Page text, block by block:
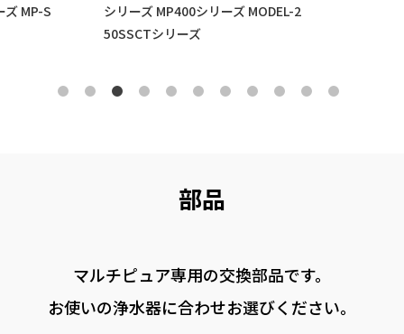
ズ MP-S
シリーズ MP400シリーズ MODEL-2
50SSCTシリーズ
部品
マルチピュア専用の交換部品です。
お使いの浄水器に合わせお選びください。